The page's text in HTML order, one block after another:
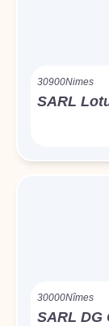
30900Nimes
SARL
30000Nîmes
SARL DG